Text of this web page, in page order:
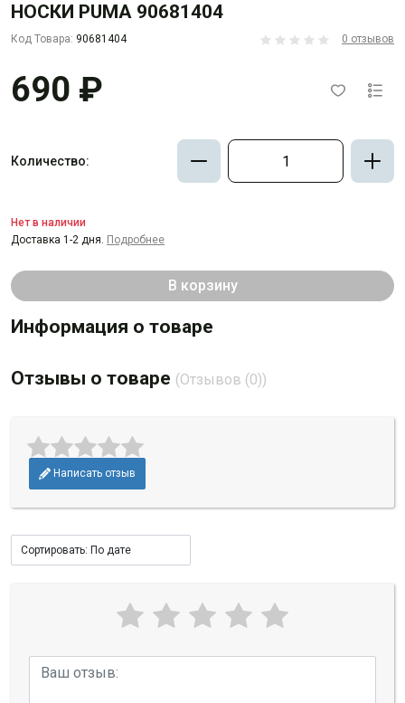
НОСКИ PUMA 90681404
Код Товара: 90681404 0 отзывов
690 ₽
Количество:
В корзину
Нет в наличии
Доставка 1-2 дня. Подробнее
Информация о товаре
Отзывы о товаре (Отзывов (0))
Написать отзыв